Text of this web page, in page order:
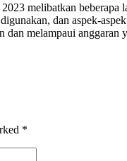
melibatkan
dan aspek-
dan melampaui anggaran
*